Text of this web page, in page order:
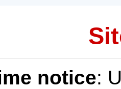
notice: